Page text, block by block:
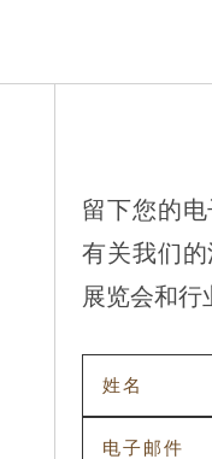
留下您的
有关我们
展览会和行